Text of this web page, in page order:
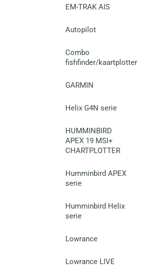
EM-TRAK AIS
Autopilot
Combo
fishfinder/kaartplotter
GARMIN
Helix G4N serie
HUMMINBIRD
APEX 19 MSI+
CHARTPLOTTER
Humminbird APEX
serie
Humminbird Helix
serie
Lowrance
Lowrance LIVE